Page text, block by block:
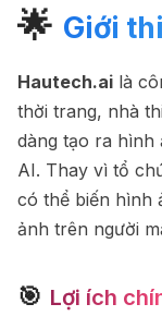
🌟 Giới
Hautech.ai là
thời trang, nhà
dàng tạo ra hình
AI. Thay vì tổ
có thể biến hình
ảnh trên người
🎯 Lợi ích